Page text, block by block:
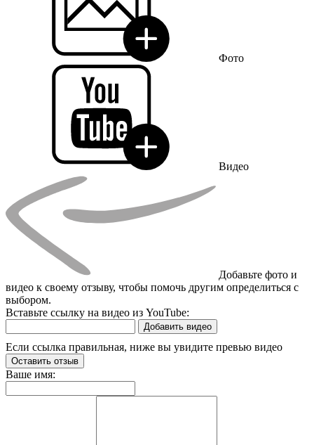
Фото
Видео
Добавьте фото и
видео к своему отзыву, чтобы помочь другим определиться с
выбором.
Вставьте ссылку на видео из YouTube:
Добавить видео
Если ссылка правильная, ниже вы увидите превью видео
Оставить отзыв
Ваше имя: